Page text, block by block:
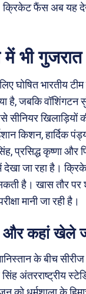
क्रिकेट फैंस अब यह
भी
घोषित भारतीय
है, जबकि वॉशिंगटन
सीनियर
किशन, हार्दिक
प्रसिद्ध कृष्णा
जा रहा है।
है। खास तौर पर
मानी जा रही है।
और कहां खेले
के बीच
सिंह अंतरराष्ट्रीय